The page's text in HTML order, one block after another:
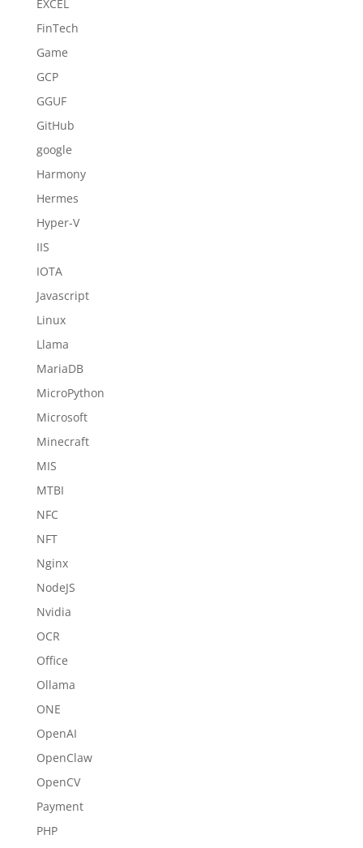
EXCEL
FinTech
Game
GCP
GGUF
GitHub
google
Harmony
Hermes
Hyper-V
IIS
IOTA
Javascript
Linux
Llama
MariaDB
MicroPython
Microsoft
Minecraft
MIS
MTBI
NFC
NFT
Nginx
NodeJS
Nvidia
OCR
Office
Ollama
ONE
OpenAI
OpenClaw
OpenCV
Payment
PHP